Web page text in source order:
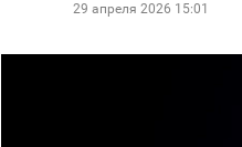
29 апреля 2026 15:01